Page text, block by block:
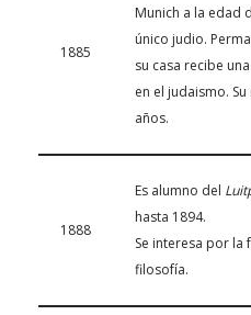
1885
Munich a la edad
único judio.
su casa recibe
en el judaismo.
años.
1888
Es alumno del
hasta 1894.
Se interesa por la
filosofía.